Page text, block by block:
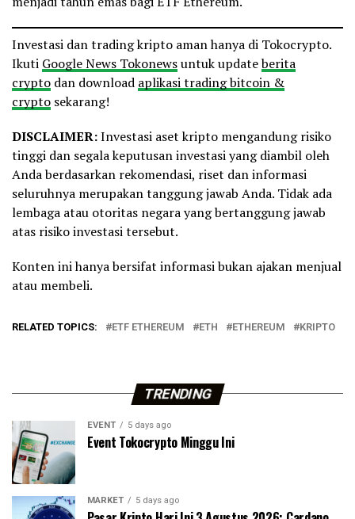
Investasi dan trading kripto aman hanya di Tokocrypto.
Ikuti Google News Tokonewsuntuk updateberita
crypto dan download aplikasi trading bitcoin &
crypto sekarang!
DISCLAIMER:Investasi aset kripto mengandung risiko
tinggi dan segala keputusan investasi yang diambil oleh
Anda berdasarkan rekomendasi, riset dan informasi
seluruhnya merupakan tanggung jawab Anda. Tidak ada
lembaga atau otoritas negara yang bertanggung jawab
atas risiko investasi tersebut.
Konten ini hanya bersifat informasi bukan ajakan menjual
atau membeli.
RELATED TOPICS: ETF ETHEREUM ETH ETHEREUM KRIPTO
TRENDING
EVENT 5 days ago
Event Tokocrypto Minggu Ini
MARKET 5 days ago